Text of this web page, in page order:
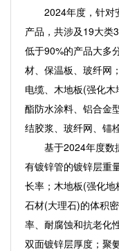
2024年度，针对
产品，共涉及19大类
低于90%的产品大多
材、保温板、玻纤网
电缆、木地板(强化
酯防水涂料、铝合金
结胶浆、玻纤网、锚栓
基于2024年度数
有镀锌管的镀锌层重
长率；木地板(强化
石材(大理石)的体积
率、耐腐蚀和抗老化
双面镀锌层厚度；聚